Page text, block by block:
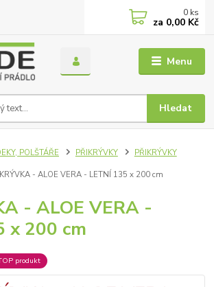
Menu
Hledat
0 ks
za 0,00 Kč
POLŠTÁŘE PŘIKRÝVKY PŘIKRÝVKY
- ALOE VERA - LETNÍ 135 x 200 cm
- ALOE VERA -
x 200 cm
produkt